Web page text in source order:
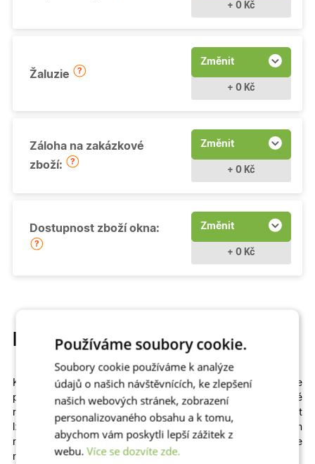
+ 0 Kč
Žaluzie
Změnit
+ 0 Kč
Záloha na zakázkové
zboží:
Změnit
+ 0 Kč
Dostupnost zboží okna: Změnit
+ 0 Kč
Popis produktu
Kvalitní a cenově dostupnéotevíravéplastové okno si můžete
přizpůsobitna míru. Na výběr máme
různé
rozměry
,prosklení dekory
včetně dřevěných. Zvolit
lze izolační dvojsklo či
trojsklo v kombinaci s teplým
rámečkem
– zkrátka to, co vašemu domu či bytu sedne
nejlépe!
Používáme soubory cookie.
Soubory cookie používáme k analýze
údajů o našich návštěvnících, ke zlepšení
našich webových stránek, zobrazení
personalizovaného obsahu a k tomu,
abychom vám poskytli lepší zážitek z
webu.Více se dozvíte zde.